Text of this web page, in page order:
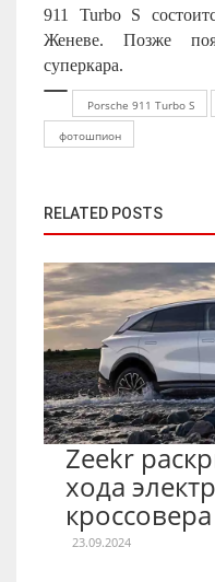
911 Turbo S
Женеве. Позже
суперкара.
Porsche 911 Turbo S
фотошпион
RELATED POSTS
Zeekr
хода
23.09.2024